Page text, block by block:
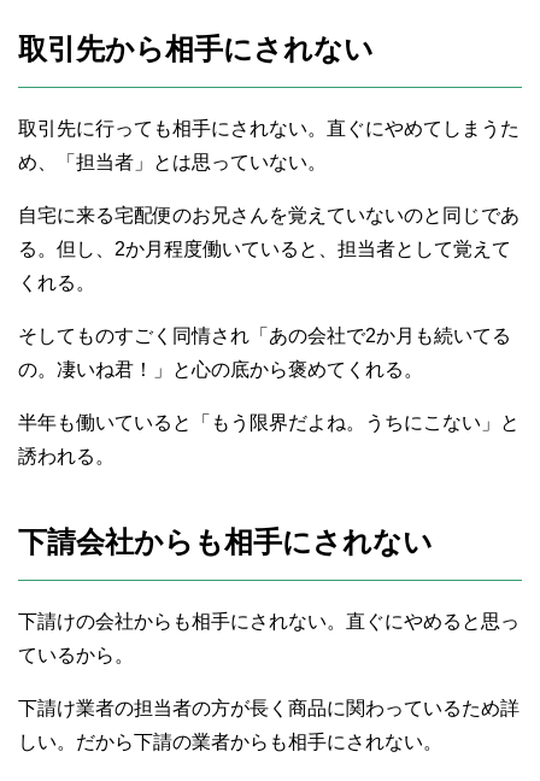
取引先から相手にされない
取引先に行っても相手にされない。直ぐにやめてしまうた
め、「担当者」とは思っていない。
自宅に来る宅配便のお兄さんを覚えていないのと同じであ
る。但し、2か月程度働いていると、担当者として覚えて
くれる。
そしてものすごく同情され「あの会社で2か月も続いてる
の。凄いね君！」と心の底から褒めてくれる。
半年も働いていると「もう限界だよね。うちにこない」と
誘われる。
下請会社からも相手にされない
下請けの会社からも相手にされない。直ぐにやめると思っ
ているから。
下請け業者の担当者の方が長く商品に関わっているため詳
しい。だから下請の業者からも相手にされない。